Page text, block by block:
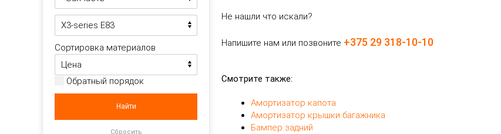
Не нашли что искали?
Напишите нам или позвоните +375 29 318-10-10
Смотрите также:
Амортизатор капота
Амортизатор крышки багажника
Бампер задний
Сортировка материалов
Обратный порядок